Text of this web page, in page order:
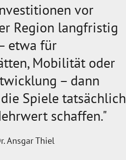
vor
Region langfristig
etwa für
Mobilität oder
– dann
Spiele tatsächlich
schaffen."
Ansgar Thiel